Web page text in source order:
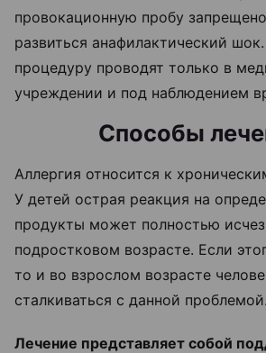
провокационную пробу
развиться анафилактический
процедуру проводят только в
учреждении и под наблюдением
Способы
Аллергия относится к
У детей острая реакция на
продукты может полностью
подростковом возрасте. Если
то и во взрослом возрасте
сталкиваться с данной проблемой.
Лечение представляет собой